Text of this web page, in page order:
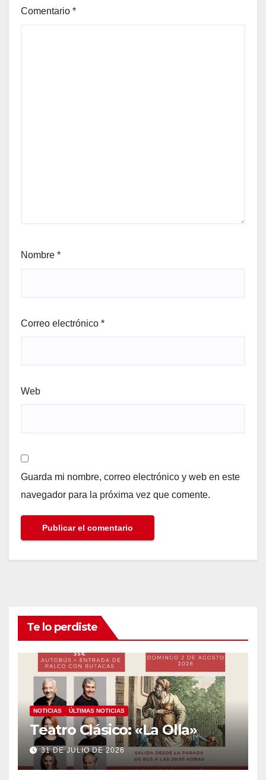
Comentario *
Nombre *
Correo electrónico *
Web
Guarda mi nombre, correo electrónico y web en este
navegador para la próxima vez que comente.
Te lo perdiste
NOTICIAS ÚLTIMAS NOTICIAS
Teatro Clásico: «La Olla»
31 DE JULIO DE 2026